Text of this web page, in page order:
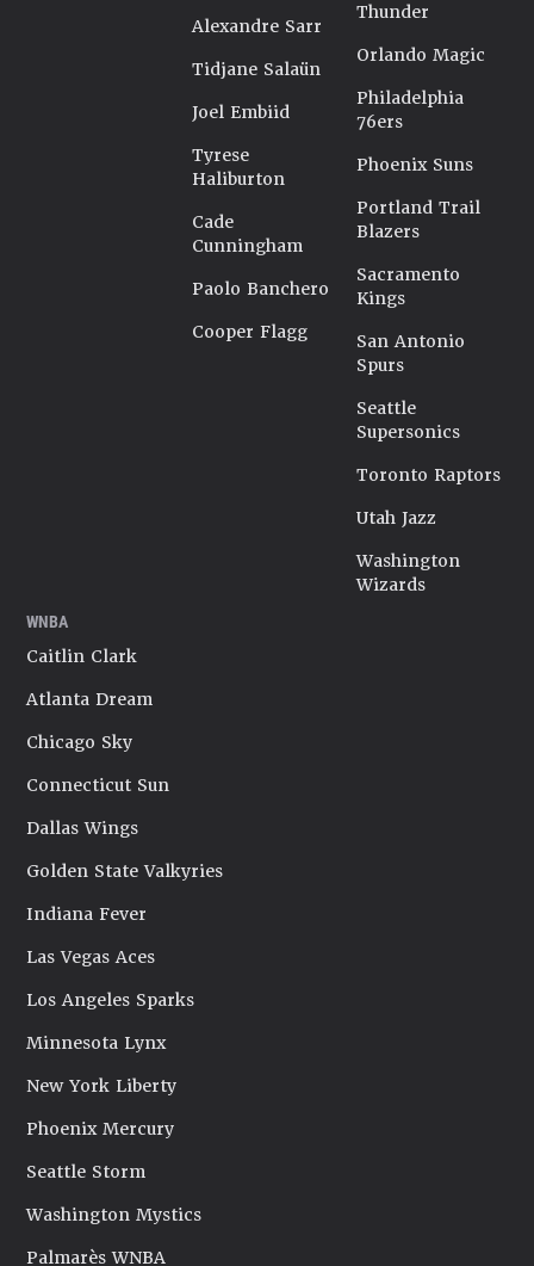
Alexandre Sarr
Tidjane Salaün
Joel Embiid
Tyrese
Haliburton
Cade
Cunningham
Paolo Banchero
Cooper Flagg
Thunder
Orlando Magic
Philadelphia
76ers
Phoenix Suns
Portland Trail
Blazers
Sacramento
Kings
San Antonio
Spurs
Seattle
Supersonics
Toronto Raptors
Utah Jazz
Washington
Wizards
WNBA
Caitlin Clark
Atlanta Dream
Chicago Sky
Connecticut Sun
Dallas Wings
Golden State Valkyries
Indiana Fever
Las Vegas Aces
Los Angeles Sparks
Minnesota Lynx
New York Liberty
Phoenix Mercury
Seattle Storm
Washington Mystics
Palmarès WNBA